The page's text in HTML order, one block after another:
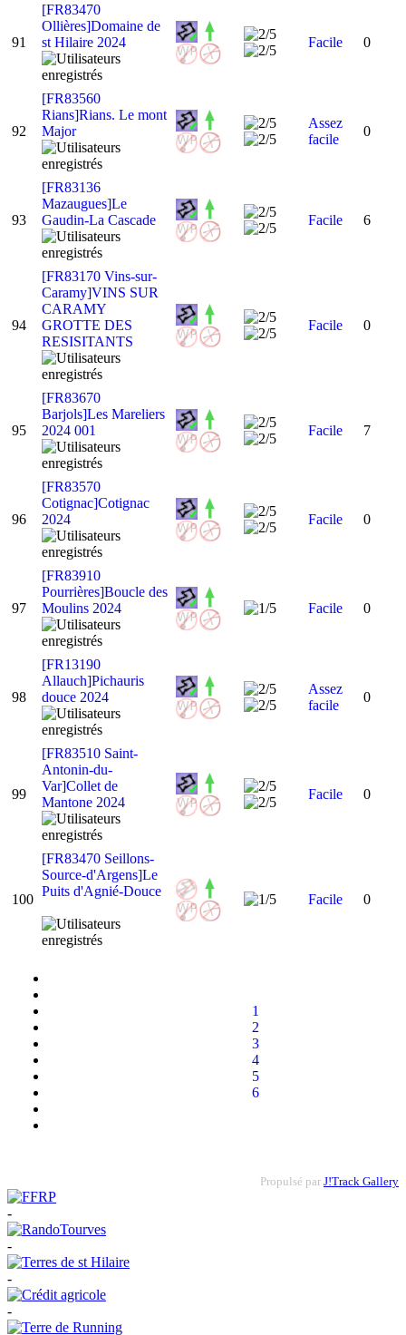
1
2
3
4
5
6
91
[FR83470
Ollières]Domaine de
st Hilaire 2024
Facile 0
92
[FR83560
Rians]Rians. Le mont
Major
Assez
facile
0
93
[FR83136
Mazaugues]Le
Gaudin-La Cascade
Facile 6
94
[FR83170 Vins-sur-
Caramy]VINS SUR
CARAMY
GROTTE DES
RESISITANTS
Facile 0
95
[FR83670
Barjols]Les Mareliers
2024 001
Facile 7
96
[FR83570
Cotignac]Cotignac
2024
Facile 0
97
[FR83910
Pourrières]Boucle des
Moulins 2024
Facile 0
98
[FR13190
Allauch]Pichauris
douce 2024
Assez
facile
0
99
[FR83510 Saint-
Antonin-du-
Var]Collet de
Mantone 2024
Facile 0
100
[FR83470 Seillons-
Source-d'Argens]Le
Puits d'Agnié-Douce
Facile 0
Propulsé par J!Track Gallery
-
-
-
-